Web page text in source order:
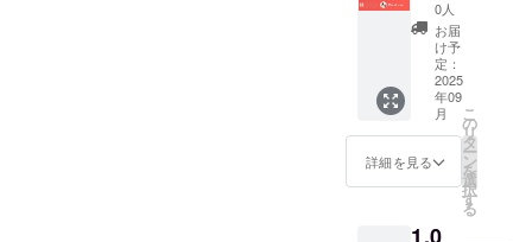
夏休み
の浅草
観光や
自由研
究にオ
ススメ♪
・支援
者様の
交通費
負担く
ターン
プラン
です♪
援！】
おも
ちゃフ
ルセッ
トのお
得セッ
ントに
いけな
いけど
応援し
という
0人
お届
け予
定：
2025
年09
月
詳細を見る
こ
の
リ
タ
ー
ン
を
選
択
す
る